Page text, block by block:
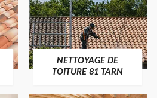
NETTOYAGE DE
TOITURE 81 TARN